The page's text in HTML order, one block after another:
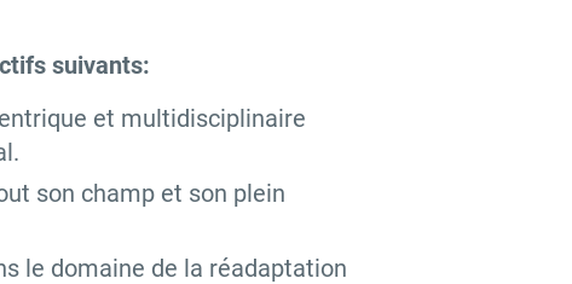
suivants:
et multidisciplinaire
son champ et son plein
le domaine de la réadaptation